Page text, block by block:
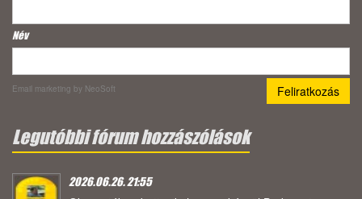
Név
Email marketing by NeoSoft
Legutóbbi fórum hozzászólások
2026.06.26. 21:55